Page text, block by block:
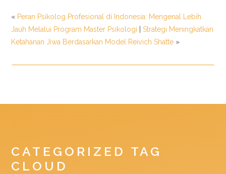
« Peran Psikolog Profesional di Indonesia: Mengenal Lebih
Jauh Melalui Program Master Psikologi |Strategi Meningkatkan
Ketahanan Jiwa Berdasarkan Model Reivich Shatte »
CATEGORIZED TAG
CLOUD